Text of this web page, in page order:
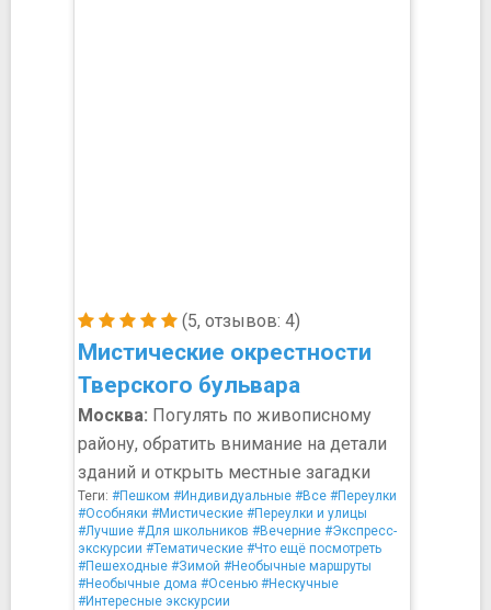
(5, отзывов: 4)
Мистические окрестности
Тверского бульвара
Москва: Погулять по живописному
району, обратить внимание на детали
зданий и открыть местные загадки
Теги: #Пешком #Индивидуальные #Все #Переулки
#Особняки #Мистические #Переулки и улицы
#Лучшие #Для школьников #Вечерние #Экспресс-
экскурсии #Тематические #Что ещё посмотреть
#Пешеходные #Зимой #Необычные маршруты
#Необычные дома #Осенью #Нескучные
#Интересные экскурсии